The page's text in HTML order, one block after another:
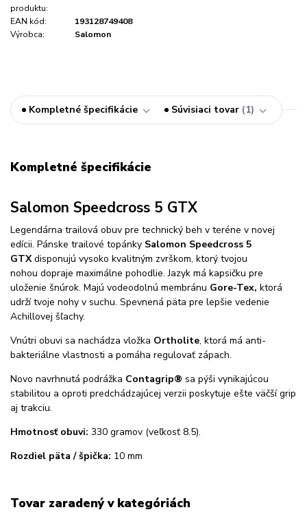
produktu:
EAN kód:
193128749408
Výrobca:
Salomon
Kompletné špecifikácie Súvisiaci tovar 1
Kompletné špecifikácie
Salomon Speedcross 5 GTX
Legendárna trailová obuv pre technický beh v teréne v novej
edícii. Pánske trailové topánky Salomon Speedcross 5
GTXdisponujú vysoko kvalitným zvrškom, ktorý tvojou
nohou dopraje maximálne pohodlie. Jazyk má kapsičku pre
uloženie šnúrok. Majú vodeodolnú membránu Gore-Tex, ktorá
udrží tvoje nohy v suchu. Spevnená päta pre lepšie vedenie
Achillovej šľachy.
Vnútri obuvi sa nachádza vložka Ortholite, ktorá má anti-
bakteriálne vlastnosti a pomáha regulovať zápach.
Novo navrhnutá podrážka Contagrip® sa pýši vynikajúcou
stabilitou a oproti predchádzajúcej verzii poskytuje ešte väčší grip
aj trakciu.
Hmotnosť obuvi: 330 gramov (veľkosť 8.5).
Rozdiel päta / špička: 10 mm
Tovar zaradený v kategóriách